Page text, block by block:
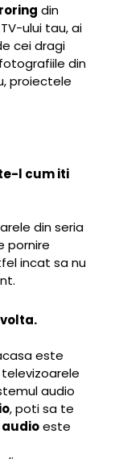
din
ului tau, ai
cei dragi
din
proiectele
l cum iti
din seria
pornire
incat sa nu
este
audio
, poti sa te
este